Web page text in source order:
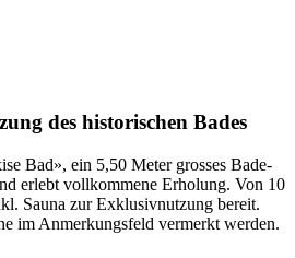
des historischen Bades
Bad», ein 5,50 Meter grosses Bade-
erlebt vollkommene Erholung. Von 10
Sauna zur Exklusivnutzung bereit.
im Anmerkungsfeld vermerkt werden.